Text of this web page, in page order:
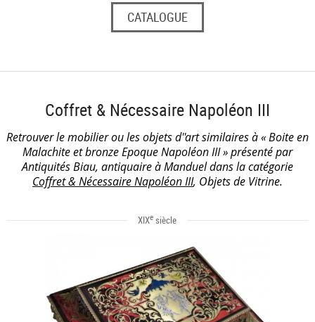
CATALOGUE
Coffret & Nécessaire Napoléon III
Retrouver le mobilier ou les objets d''art similaires à « Boite en
Malachite et bronze Epoque Napoléon III » présenté par
Antiquités Biau, antiquaire à Manduel dans la catégorie
Coffret & Nécessaire Napoléon III, Objets de Vitrine.
XIXe siècle